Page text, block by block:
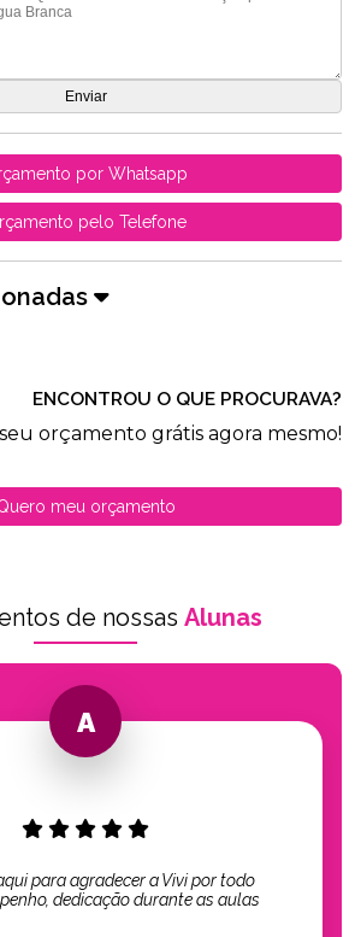
por Whatsapp
pelo Telefone
ENCONTROU O QUE PROCURAVA?
orçamento grátis agora mesmo!
meu orçamento
de nossas Alunas
para agradecer a Vivi por todo
dedicação durante as aulas